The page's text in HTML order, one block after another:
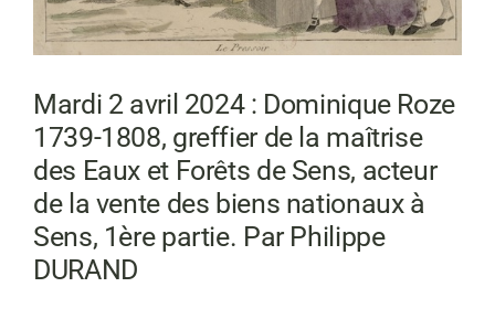
Mardi 2 avril 2024 : Dominique Roze
1739-1808, greffier de la maîtrise
des Eaux et Forêts de Sens, acteur
de la vente des biens nationaux à
Sens, 1ère partie. Par Philippe
DURAND